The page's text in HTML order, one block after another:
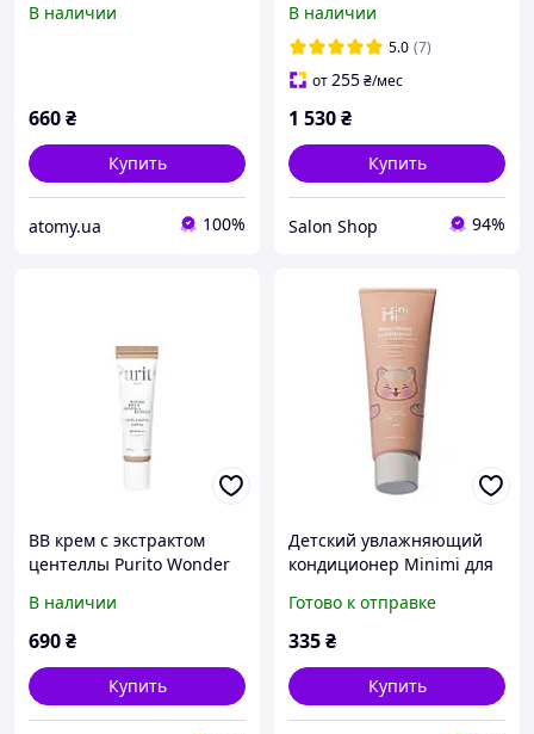
Южная Корея.100 метров
В наличии
660₴
Купить
atomy.ua 100%
Cream SPF 28 PA+++ 45 мл
(222817)
В наличии
5.0 (7)
от255₴/мес
1 530₴
Купить
Salon Shop 94%
ВВ крем с экстрактом
центеллы Purito Wonder
No21 Light Beige, 30 мл
(103690)
В наличии
690₴
Купить
Детский увлажняющий
кондиционер Minimi для
Готово к отправке
335₴
Купить